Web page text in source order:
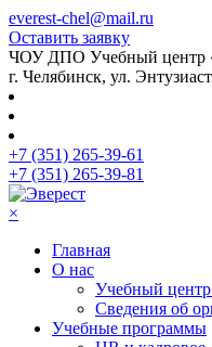
everest-chel@mail.ru
Оставить заявку
ЧОУ ДПО Учебный центр
г. Челябинск, ул.
+7 (351) 265-39-61
+7 (351) 265-39-81
×
Главная
О нас
Учебный центр
Сведения об
Учебные программы